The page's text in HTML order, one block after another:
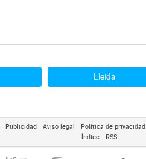
Lleida
Publicidad Aviso legal Política de privacidad
Índice
RSS